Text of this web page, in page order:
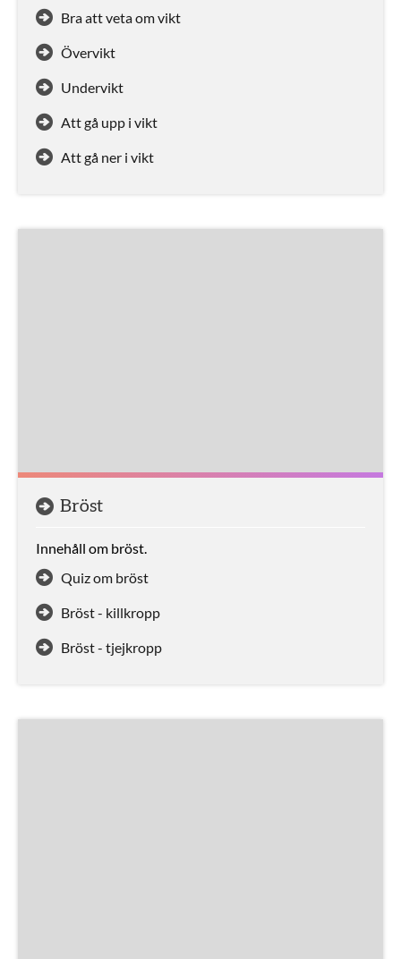
Bra att veta om vikt
Övervikt
Undervikt
Att gå upp i vikt
Att gå ner i vikt
Bröst
Innehåll om bröst.
Quiz om bröst
Bröst - killkropp
Bröst - tjejkropp